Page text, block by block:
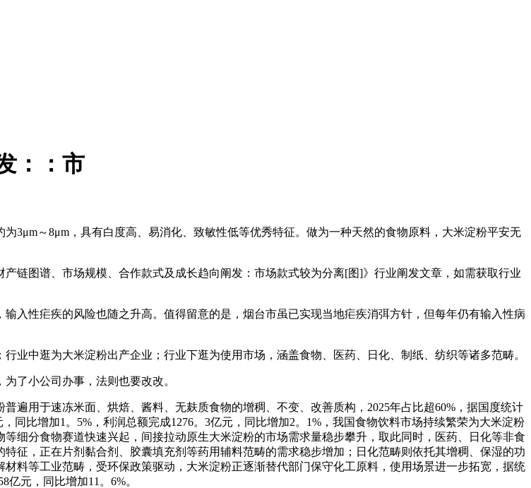
：：市
～8μm，具有白度高、易消化、致敏性低等优秀特征。做为一种天然的食物原料，大米淀粉平安无
图谱、市场规模、合作款式及成长趋向阐发：市场款式较为分离[图]》行业阐发文章，如需获取行业
性疟疾的风险也随之升高。值得留意的是，烟台市虽已实现当地疟疾消弭方针，但每年仍有输入性病
中逛为大米淀粉出产企业；行业下逛为使用市场，涵盖食物、医药、日化、制纸、纺织等诸多范畴。
了小公司办事，法则也要改改。
用于速冻米面、烘焙、酱料、无麸质食物的增稠、不变、改善质构，2025年占比超60%，据国度统计
同比增加1。5%，利润总额完成1276。3亿元，同比增加2。1%，我国食物饮料市场持续繁荣为大米淀粉
细分食物赛道快速兴起，间接拉动原生大米淀粉的市场需求量稳步攀升，取此同时，医药、日化等非食
征，正在片剂黏合剂、胶囊填充剂等药用辅料范畴的需求稳步增加；日化范畴则依托其增稠、保湿的功
料等工业范畴，受环保政策驱动，大米淀粉正逐渐替代部门保守化工原料，使用场景进一步拓宽，据统
亿元，同比增加11。6%。